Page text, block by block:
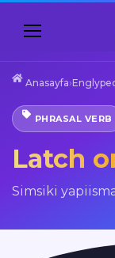
Anasayfa›
PHRASAL VERB
Latch
Simsiki